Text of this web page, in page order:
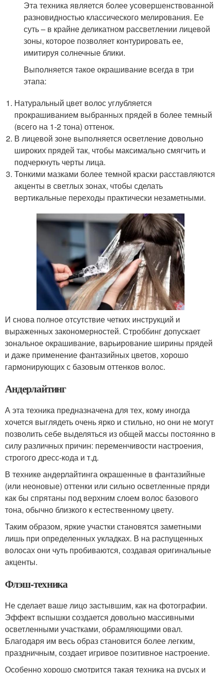
Эта техника является более усовершенствованной
разновидностью классического мелирования. Ее
суть – в крайне деликатном рассветлении лицевой
зоны, которое позволяет контурировать ее,
имитируя солнечные блики.
Выполняется такое окрашивание всегда в три
этапа:
Натуральный цвет волос углубляется
прокрашиванием выбранных прядей в более темный
(всего на 1-2 тона) оттенок.
В лицевой зоне выполняется осветление довольно
широких прядей так, чтобы максимально смягчить и
подчеркнуть черты лица.
Тонкими мазками более темной краски расставляются
акценты в светлых зонах, чтобы сделать
вертикальные переходы практически незаметными.
И снова полное отсутствие четких инструкций и
выраженных закономерностей. Строббинг допускает
зональное окрашивание, варьирование ширины прядей
и даже применение фантазийных цветов, хорошо
гармонирующих с базовым оттенков волос.
Андерлайтинг
А эта техника предназначена для тех, кому иногда
хочется выглядеть очень ярко и стильно, но они не могут
позволить себе выделяться из общей массы постоянно в
силу различных причин: переменчивости настроения,
строгого дресс-кода и т.д.
В технике андерлайтинга окрашенные в фантазийные
(или неоновые) оттенки или сильно осветленные пряди
как бы спрятаны под верхним слоем волос базового
тона, обычно близкого к естественному цвету.
Таким образом, яркие участки становятся заметными
лишь при определенных укладках. В на распущенных
волосах они чуть пробиваются, создавая оригинальные
акценты.
Флэш-техника
Не сделает ваше лицо застывшим, как на фотографии.
Эффект вспышки создается довольно массивными
осветленными участками, обрамляющими овал.
Благодаря им весь образ становится более легким,
праздничным, создает игривое позитивное настроение.
Особенно хорошо смотрится такая техника на русых и